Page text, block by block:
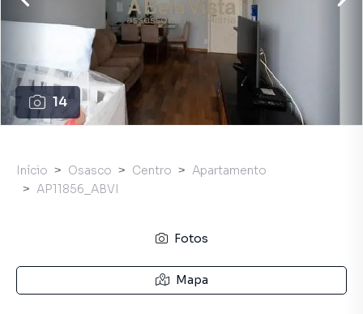
14
Início Osasco Centro
Apartamento
AP11856_ABVI
Fotos
Mapa